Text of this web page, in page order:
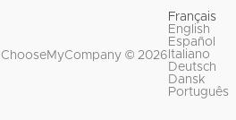
ChooseMyCompany © 2026
Français
English
Español
Italiano
Deutsch
Dansk
Português